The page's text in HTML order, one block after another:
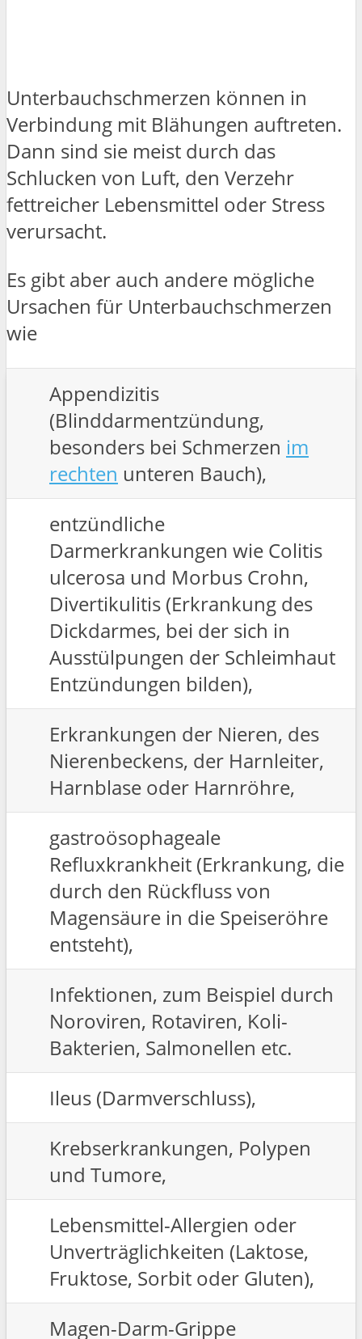
Unterbauchschmerzen können in
Verbindung mit Blähungen auftreten.
Dann sind sie meist durch das
Schlucken von Luft, den Verzehr
fettreicher Lebensmittel oder Stress
verursacht.
Es gibt aber auch andere mögliche
Ursachen für Unterbauchschmerzen
wie
Appendizitis
(Blinddarmentzündung,
besonders bei Schmerzen im
rechten unteren Bauch),
entzündliche
Darmerkrankungen wie Colitis
ulcerosa und Morbus Crohn,
Divertikulitis (Erkrankung des
Dickdarmes, bei der sich in
Ausstülpungen der Schleimhaut
Entzündungen bilden),
Erkrankungen der Nieren, des
Nierenbeckens, der Harnleiter,
Harnblase oder Harnröhre,
gastroösophageale
Refluxkrankheit (Erkrankung, die
durch den Rückfluss von
Magensäure in die Speiseröhre
entsteht),
Infektionen, zum Beispiel durch
Noroviren, Rotaviren, Koli-
Bakterien, Salmonellen etc.
Ileus (Darmverschluss),
Krebserkrankungen, Polypen
und Tumore,
Lebensmittel-Allergien oder
Unverträglichkeiten (Laktose,
Fruktose, Sorbit oder Gluten),
Magen-Darm-Grippe